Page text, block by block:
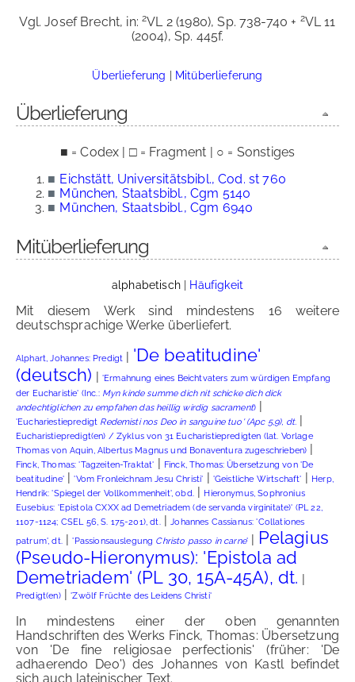
Vgl. Josef Brecht, in:2VL 2 (1980), Sp. 738-740 + 2VL 11
(2004), Sp. 445f.
Überlieferung | Mitüberlieferung
Überlieferung
■ = Codex | □ = Fragment | ○ = Sonstiges
■ Eichstätt, Universitätsbibl., Cod. st 760
■ München, Staatsbibl., Cgm 5140
■ München, Staatsbibl., Cgm 6940
Mitüberlieferung
alphabetisch| Häufigkeit
Mit diesem Werk sind mindestens 16 weitere
deutschsprachige Werke überliefert.
Alphart, Johannes: Predigt | 'De beatitudine'
(deutsch) | 'Ermahnung eines Beichtvaters zum würdigen Empfang
der Eucharistie' (Inc.: Myn kinde summe dich nit schicke dich dick
andechtiglichen zu empfahen das heillig wirdig sacrament) |
'Euchariestiepredigt Redemisti nos Deo in sanguine tuo' (Apc 5,9), dt. |
Eucharistiepredigt(en) / Zyklus von 31 Eucharistiepredigten (lat. Vorlage
Thomas von Aquin, Albertus Magnus und Bonaventura zugeschrieben) |
Finck, Thomas: 'Tagzeiten-Traktat' | Finck, Thomas: Übersetzung von 'De
beatitudine'|'Vom Fronleichnam Jesu Christi' | 'Geistliche Wirtschaft' | Herp,
Hendrik: 'Spiegel der Vollkommenheit', obd.| Hieronymus, Sophronius
Eusebius: 'Epistola CXXX ad Demetriadem (de servanda virginitate)' (PL 22,
1107-1124; CSEL 56, S. 175-201), dt.|Johannes Cassianus: 'Collationes
patrum', dt.|'Passionsauslegung Christo passo in carne' | Pelagius
(Pseudo-Hieronymus): 'Epistola ad
Demetriadem' (PL 30, 15A-45A), dt. |
Predigt(en)|'Zwölf Früchte des Leidens Christi'
In mindestens einer der oben genannten
Handschriften des Werks Finck, Thomas: Übersetzung
von 'De fine religiosae perfectionis' (früher: 'De
adhaerendo Deo') des Johannes von Kastl befindet
sich auch lateinischer Text.